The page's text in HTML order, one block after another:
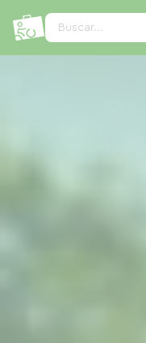
Buscar...
Panel de gestión de